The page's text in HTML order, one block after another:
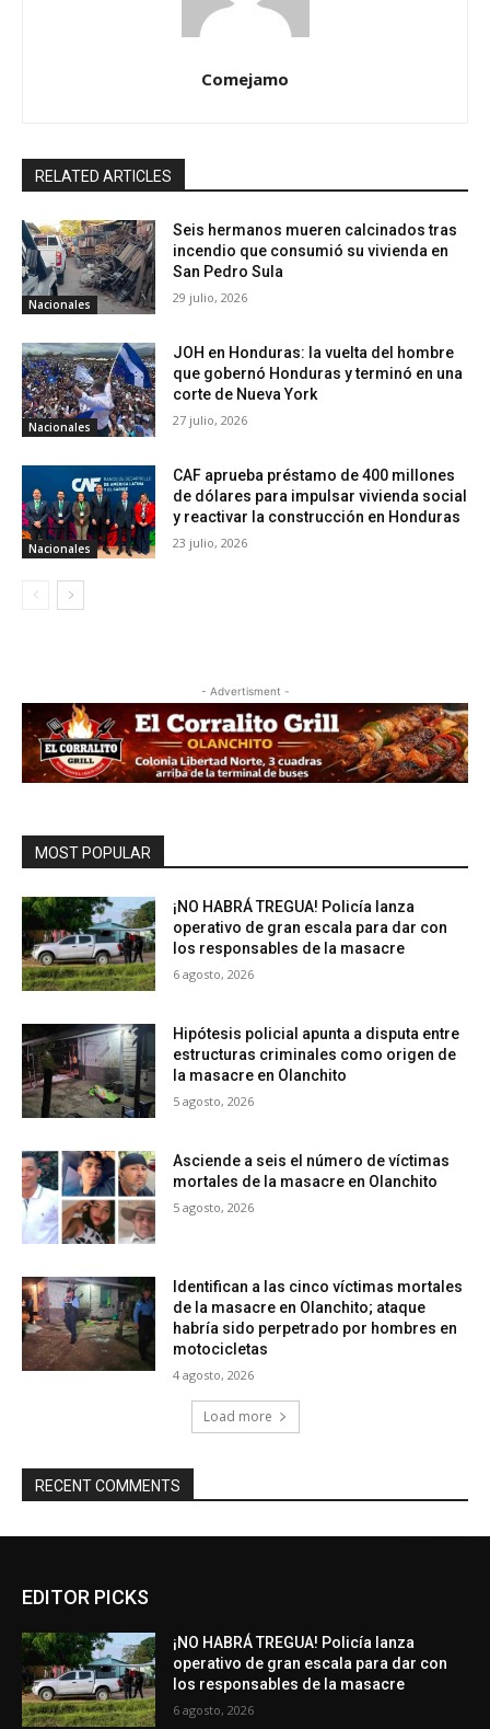
Comejamo
RELATED ARTICLES
Nacionales
Seis hermanos mueren calcinados tras
incendio que consumió su vivienda en
San Pedro Sula
29 julio, 2026
Nacionales
JOH en Honduras: la vuelta del hombre
que gobernó Honduras y terminó en una
corte de Nueva York
27 julio, 2026
Nacionales
CAF aprueba préstamo de 400 millones
de dólares para impulsar vivienda social
y reactivar la construcción en Honduras
23 julio, 2026
- Advertisment -
MOST POPULAR
¡NO HABRÁ TREGUA! Policía lanza
operativo de gran escala para dar con
los responsables de la masacre
6 agosto, 2026
Hipótesis policial apunta a disputa entre
estructuras criminales como origen de
la masacre en Olanchito
5 agosto, 2026
Asciende a seis el número de víctimas
mortales de la masacre en Olanchito
5 agosto, 2026
Identifican a las cinco víctimas mortales
de la masacre en Olanchito; ataque
habría sido perpetrado por hombres en
motocicletas
4 agosto, 2026
Load more
RECENT COMMENTS
EDITOR PICKS
¡NO HABRÁ TREGUA! Policía lanza
operativo de gran escala para dar con
los responsables de la masacre
6 agosto, 2026